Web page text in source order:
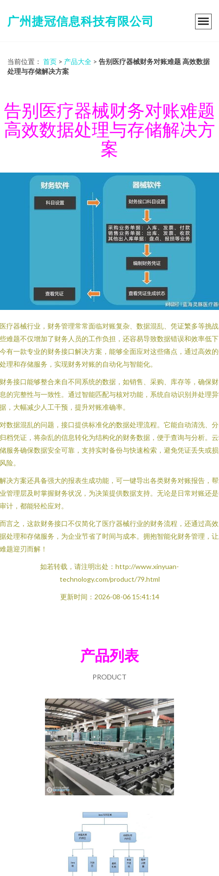
广州捷冠信息科技有限公司
当前位置： 首页 > 产品大全 > 告别医疗器械财务对账难题 高效数据
处理与存储解决方案
告别医疗器械财务对账难题
高效数据处理与存储解决方
案
疗器械行业，财务管理常常面临对账复杂、数据混乱、凭证繁多等挑
难题不仅增加了财务人员的工作负担，还容易导致数据错误和效率低
有一款专业的财务接口解决方案，能够全面应对这些痛点，通过高效
理和存储服务，实现财务对账的自动化与智能化。
务接口能够整合来自不同系统的数据，如销售、采购、库存等，确保
的完整性与一致性。通过智能匹配与核对功能，系统自动识别并处理
，大幅减少人工干预，提升对账准确率。
数据混乱的问题，接口提供标准化的数据处理流程。它能自动清洗、
档凭证，将杂乱的信息转化为结构化的财务数据，便于查询与分析。
服务确保数据安全可靠，支持实时备份与快速检索，避免凭证丢失或
险。
决方案还具备强大的报表生成功能，可一键导出各类财务对账报告，
管理层及时掌握财务状况，为决策提供数据支持。无论是日常对账还
计，都能轻松应对。
言之，这款财务接口不仅简化了医疗器械行业的财务流程，还通过高
处理和存储服务，为企业节省了时间与成本。拥抱智能化财务管理，
题迎刃而解！
如若转载，请注明出处：http://www.xinyuan-
technology.com/product/79.html
更新时间：2026-08-06 15:41:14
产品列表
PRODUCT